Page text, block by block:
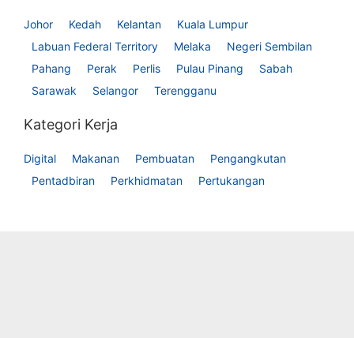
Johor Kedah Kelantan
Kuala Lumpur
Labuan Federal Territory
Melaka
Negeri Sembilan
Pahang
Perak Perlis Pulau Pinang
Sabah
Sarawak
Selangor Terengganu
Kategori Kerja
Digital Makanan Pembuatan
Pengangkutan
Pentadbiran
Perkhidmatan Pertukangan